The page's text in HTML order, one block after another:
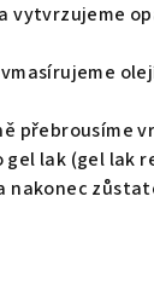
vytvrzujeme
přebrousíme
lak (gel lak
nakonec